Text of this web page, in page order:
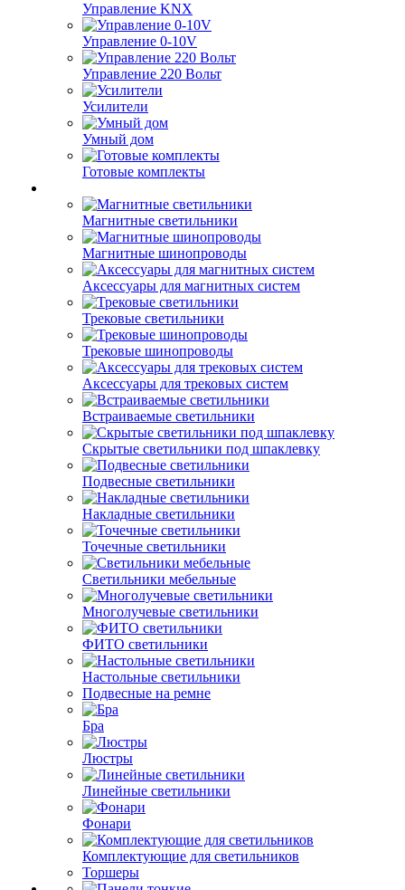
Управление KNX
Управление 0-10V
Управление 220 Вольт
Усилители
Умный дом
Готовые комплекты
Магнитные светильники
Магнитные шинопроводы
Аксессуары для магнитных систем
Трековые светильники
Трековые шинопроводы
Аксессуары для трековых систем
Встраиваемые светильники
Скрытые светильники под шпаклевку
Подвесные светильники
Накладные светильники
Точечные светильники
Светильники мебельные
Многолучевые светильники
ФИТО светильники
Настольные светильники
Подвесные на ремне
Бра
Люстры
Линейные светильники
Фонари
Комплектующие для светильников
Торшеры